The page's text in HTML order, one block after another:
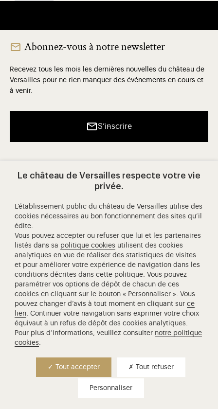
Contact presse
Recevez nos communiqués
Abonnez-vous à notre newsletter
Recevez tous les mois les dernières nouvelles du château de
Versailles pour ne rien manquer des événements en cours et
à venir.
S’inscrire
Intranet
Contact
Offres d'emploi
Privatisations et tournages
Concessions
Licences de marque
Aide et accessibilité
Accessibilité : Partiellement conforme
Marchés Publics
Crédits
Données personnelles
Le château de Versailles respecte votre vie
privée.
L’établissement public du château de Versailles utilise des
cookies nécessaires au bon fonctionnement des sites qu’il
édite.
Vous pouvez accepter ou refuser que lui et les partenaires
listés dans sa politique cookies utilisent des cookies
analytiques en vue de réaliser des statistiques de visites
et pour améliorer votre expérience de navigation dans les
conditions décrites dans cette politique. Vous pouvez
paramétrer vos options de dépôt de chacun de ces
cookies en cliquant sur le bouton « Personnaliser ». Vous
pouvez changer d’avis à tout moment en cliquant surce
lien. Continuer votre navigation sans exprimer votre choix
équivaut à un refus de dépôt des cookies analytiques.
Pour plus d’informations, veuillez consulter notre politique
cookies.
Tout accepter Tout refuser
Personnaliser